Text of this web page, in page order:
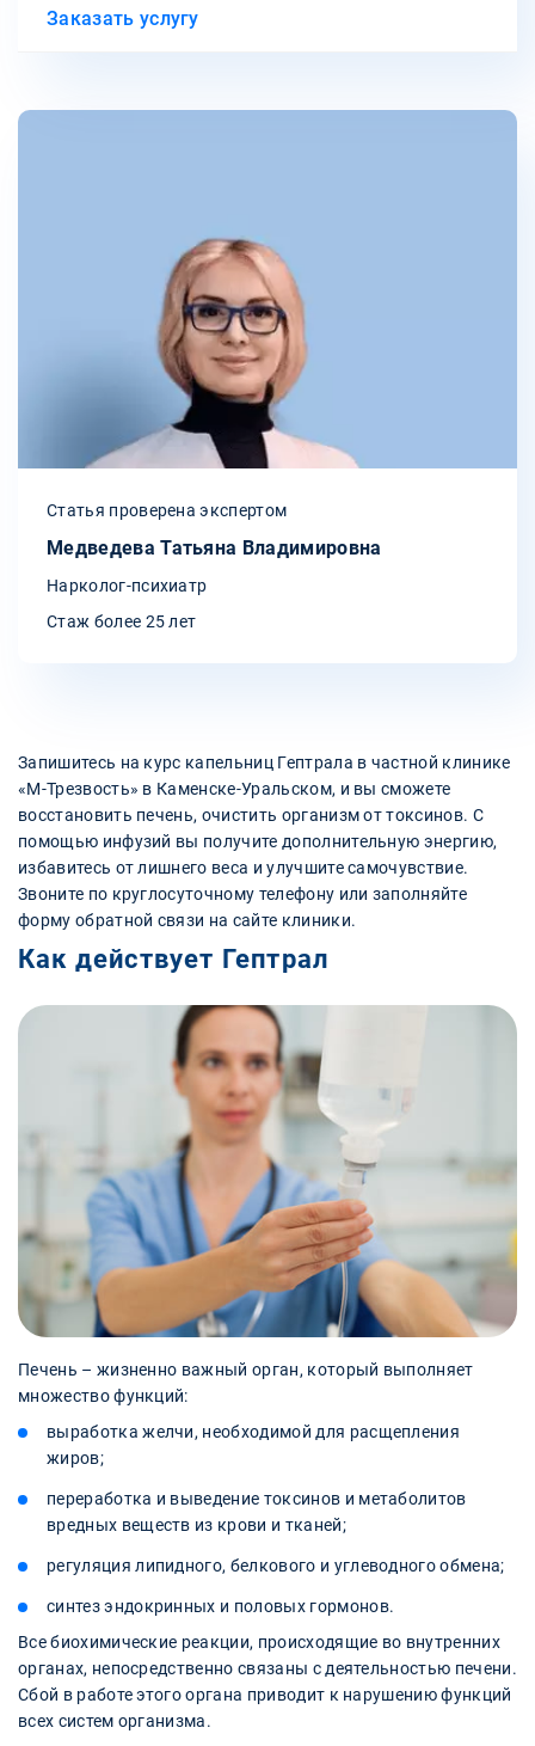
Заказать услугу
Статья проверена экспертом
Медведева Татьяна Владимировна
Нарколог-психиатр
Стаж более 25 лет
Запишитесь на курс капельниц Гептрала в частной клинике
«М-Трезвость» в Каменске-Уральском, и вы сможете
восстановить печень, очистить организм от токсинов. С
помощью инфузий вы получите дополнительную энергию,
избавитесь от лишнего веса и улучшите самочувствие.
Звоните по круглосуточному телефону или заполняйте
форму обратной связи на сайте клиники.
Как действует Гептрал
Печень – жизненно важный орган, который выполняет
множество функций:
выработка желчи, необходимой для расщепления
жиров;
переработка и выведение токсинов и метаболитов
вредных веществ из крови и тканей;
регуляция липидного, белкового и углеводного обмена;
синтез эндокринных и половых гормонов.
Все биохимические реакции, происходящие во внутренних
органах, непосредственно связаны с деятельностью печени.
Сбой в работе этого органа приводит к нарушению функций
всех систем организма.